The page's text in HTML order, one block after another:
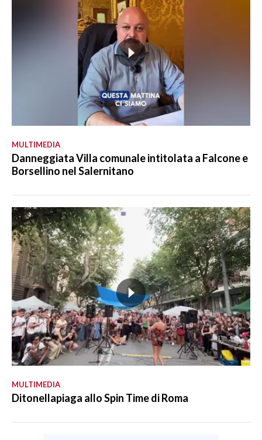
MULTIMEDIA
Danneggiata Villa comunale intitolata a Falcone e
Borsellino nel Salernitano
MULTIMEDIA
Ditonellapiaga allo Spin Time di Roma